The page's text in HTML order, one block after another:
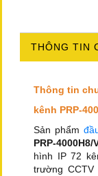
THÔNG TIN
Thông tin
kênh PRP-
Sản phẩm
PRP-4000H8/
hình IP 72
trường